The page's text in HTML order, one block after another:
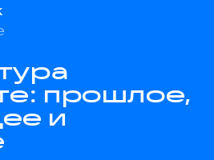
прошлое,
и